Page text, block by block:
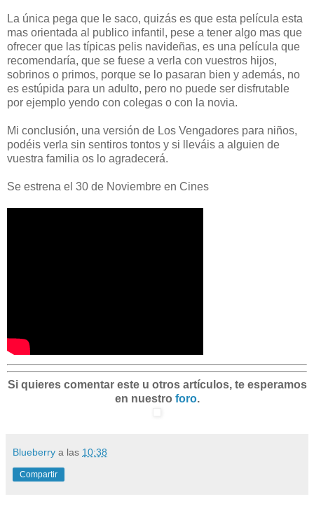
La única pega que le saco, quizás es que esta película esta
mas orientada al publico infantil, pese a tener algo mas que
ofrecer que las típicas pelis navideñas, es una película que
recomendaría, que se fuese a verla con vuestros hijos,
sobrinos o primos, porque se lo pasaran bien y además, no
es estúpida para un adulto, pero no puede ser disfrutable
por ejemplo yendo con colegas o con la novia.
Mi conclusión, una versión de Los Vengadores para niños,
podéis verla sin sentiros tontos y si lleváis a alguien de
vuestra familia os lo agradecerá.
Se estrena el 30 de Noviembre en Cines
Si quieres comentar este u otros artículos, te esperamos
en nuestro foro.
Blueberry a las 10:38
Compartir